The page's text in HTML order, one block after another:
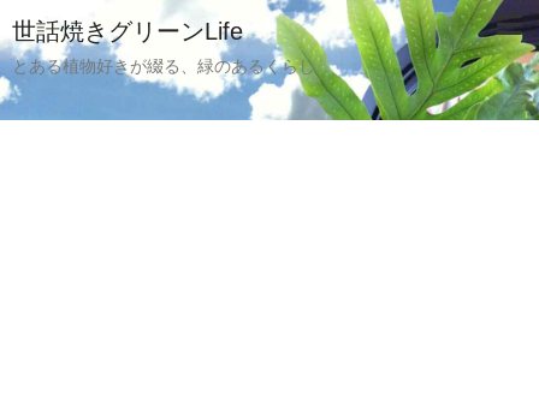
世話焼きグリーンLife
とある植物好きが綴る、緑のあるくらし